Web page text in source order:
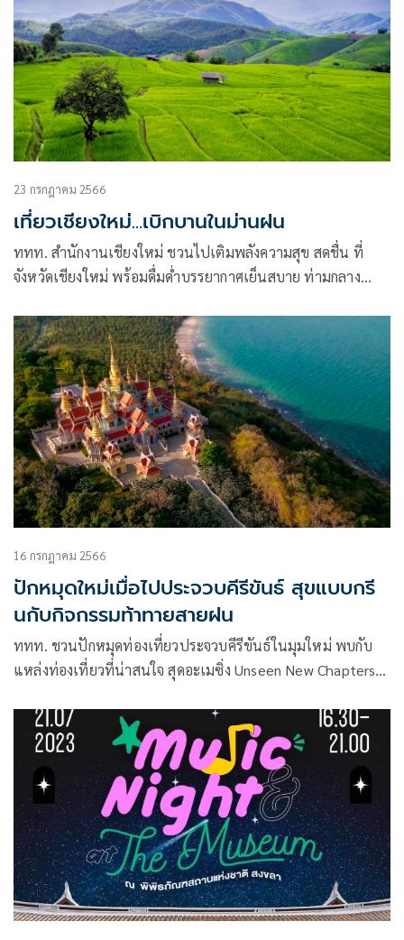
23 กรกฎาคม 2566
เที่ยวเชียงใหม่...เบิกบานในม่านฝน
ททท. สำนักงานเชียงใหม่ ชวนไปเติมพลังความสุข สดชื่น ที่
จังหวัดเชียงใหม่ พร้อมดื่มด่ำบรรยากาศเย็นสบาย ท่ามกลาง
16 กรกฎาคม 2566
ปักหมุดใหม่เมื่อไปประจวบคีรีขันธ์ สุขแบบกรี
นกับกิจกรรมท้าทายสายฝน
ททท. ชวนปักหมุดท่องเที่ยวประจวบคีรีขันธ์ในมุมใหม่ พบกับ
แหล่งท่องเที่ยวที่น่าสนใจ สุดอะเมซิ่ง Unseen New Chapters